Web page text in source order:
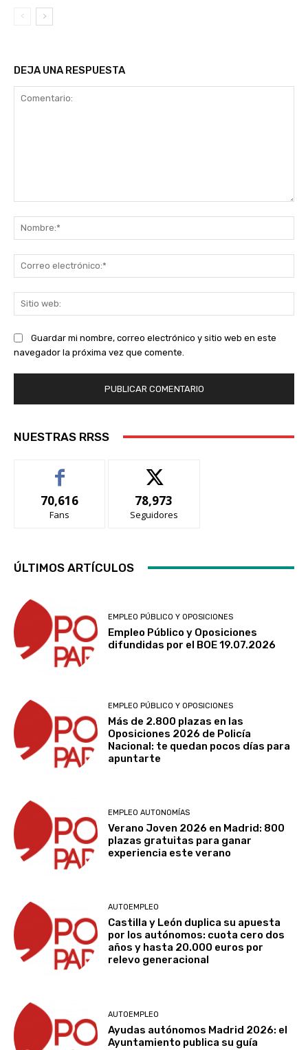
DEJA UNA RESPUESTA
Guardar mi nombre, correo electrónico y sitio web en este
navegador la próxima vez que comente.
NUESTRAS RRSS
70,616
Fans
78,973
Seguidores
ÚLTIMOS ARTÍCULOS
EMPLEO PÚBLICO Y OPOSICIONES
Empleo Público y Oposiciones
difundidas por el BOE 19.07.2026
EMPLEO PÚBLICO Y OPOSICIONES
Más de 2.800 plazas en las
Oposiciones 2026 de Policía
Nacional: te quedan pocos días para
apuntarte
EMPLEO AUTONOMÍAS
Verano Joven 2026 en Madrid: 800
plazas gratuitas para ganar
experiencia este verano
AUTOEMPLEO
Castilla y León duplica su apuesta
por los autónomos: cuota cero dos
años y hasta 20.000 euros por
relevo generacional
AUTOEMPLEO
Ayudas autónomos Madrid 2026: el
Ayuntamiento publica su guía